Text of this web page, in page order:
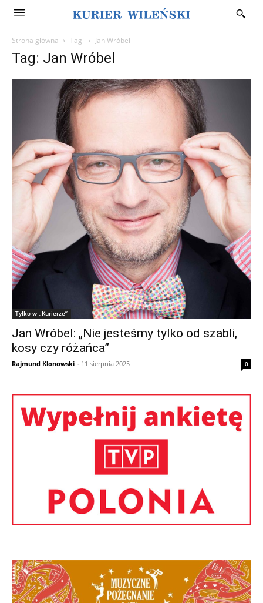
Strona główna Tagi Jan Wróbel
Tag: Jan Wróbel
Tylko w „Kurierze”
Jan Wróbel: „Nie jesteśmy tylko od szabli,
kosy czy różańca”
Rajmund Klonowski - 11 sierpnia 2025 0